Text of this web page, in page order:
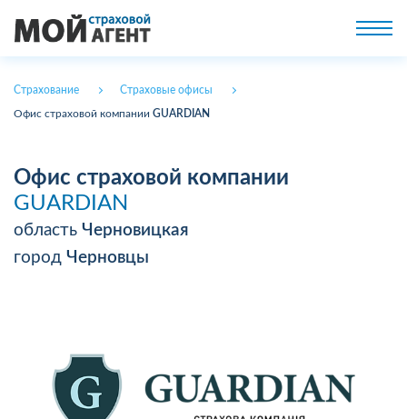
Страхование Страховые офисы
Офис страховой компании GUARDIAN
Офис страховой компании
GUARDIAN
область Черновицкая
город Черновцы